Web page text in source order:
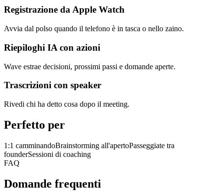
Registrazione da Apple Watch
Avvia dal polso quando il telefono è in tasca o nello zaino.
Riepiloghi IA con azioni
Wave estrae decisioni, prossimi passi e domande aperte.
Trascrizioni con speaker
Rivedi chi ha detto cosa dopo il meeting.
Perfetto per
1:1 camminandoBrainstorming all'apertoPasseggiate tra
founderSessioni di coaching
FAQ
Domande frequenti